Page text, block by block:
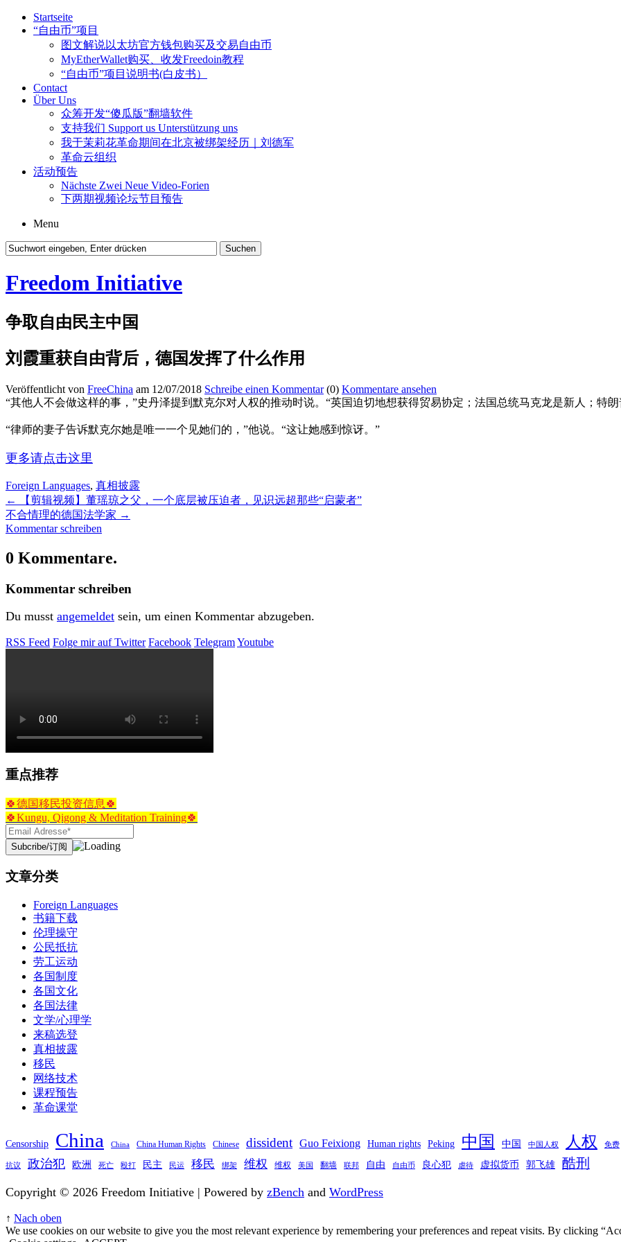
Startseite
“自由币”项目
图文解说以太坊官方钱包购买及交易自由币
MyEtherWallet购买、收发Freedoin教程
“自由币”项目说明书(白皮书）
Contact
Über Uns
众筹开发“傻瓜版”翻墙软件
支持我们 Support us Unterstützung uns
我于茉莉花革命期间在北京被绑架经历｜刘德军
革命云组织
活动预告
Nächste Zwei Neue Video-Forien
下两期视频论坛节目预告
Menu
Freedom Initiative
争取自由民主中国
刘霞重获自由背后，德国发挥了什么作用
Veröffentlicht von FreeChina am 12/07/2018 Schreibe einen Kommentar(0) Kommentare ansehen
“其他人不会做这样的事，”史丹泽提到默克尔对人权的推动时说。“英国迫切地想获得贸易协定；法国总统马克龙是新人；特
“律师的妻子告诉默克尔她是唯一一个见她们的，”他说。“这让她感到惊讶。”
更多请点击这里
Foreign Languages, 真相披露
←
【剪辑视频】董瑶琼之父，一个底层被压迫者，见识远超那些“启蒙者”
不合情理的德国法学家 →
Kommentar schreiben
0 Kommentare.
Kommentar schreiben
Du musst angemeldet sein, um einen Kommentar abzugeben.
RSS Feed Folge mir auf Twitter Facebook TelegramYoutube
重点推荐
🍀德国移民投资信息🍀
🍀Kungu, Qigong & Meditation Training🍀
文章分类
Foreign Languages
书籍下载
伦理操守
公民抵抗
劳工运动
各国制度
各国文化
各国法律
文学/心理学
来稿选登
真相披露
移民
网络技术
课程预告
革命课堂
Censorship China China China Human Rights Chinese dissident Guo Feixiong Human rights Peking 中国 中国 中国人权 人权 免费
抗议 政治犯 欧洲 死亡 殴打 民主 民运 移民 绑架 维权 维权 美国 翻墙 联邦 自由 自由币 良心犯 虐待 虚拟货币 郭飞雄 酷刑
Copyright © 2026 Freedom Initiative | Powered by zBench and WordPress
↑ Nach oben
We use cookies on our website to give you the most relevant experience by remembering your preferences and repeat visits. By clicking